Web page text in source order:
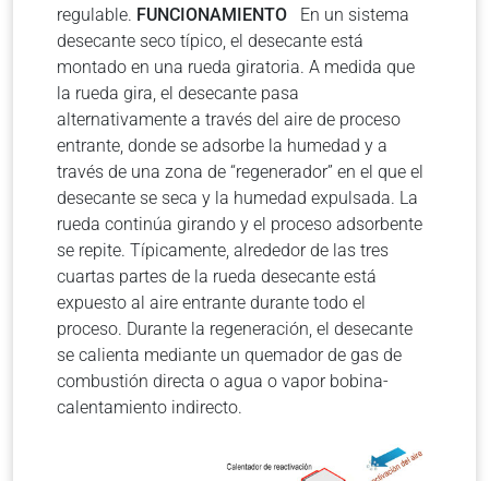
regulable. FUNCIONAMIENTO
En un sistema
desecante seco típico, el desecante está
montado en una rueda giratoria. A medida que
la rueda gira, el desecante pasa
alternativamente a través del aire de proceso
entrante, donde se adsorbe la humedad y a
través de una zona de “regenerador” en el que el
desecante se seca y la humedad expulsada. La
rueda continúa girando y el proceso adsorbente
se repite. Típicamente, alrededor de las tres
cuartas partes de la rueda desecante está
expuesto al aire entrante durante todo el
proceso. Durante la regeneración, el desecante
se calienta mediante un quemador de gas de
combustión directa o agua o vapor bobina-
calentamiento indirecto.